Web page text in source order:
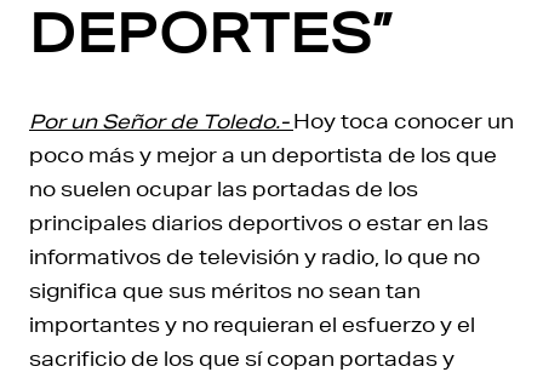
DEPORTES”
Por un Señor de Toledo.-Hoy toca conocer un
poco más y mejor a un deportista de los que
no suelen ocupar las portadas de los
principales diarios deportivos o estar en las
informativos de televisión y radio, lo que no
significa que sus méritos no sean tan
importantes y no requieran el esfuerzo y el
sacrificio de los que sí copan portadas y